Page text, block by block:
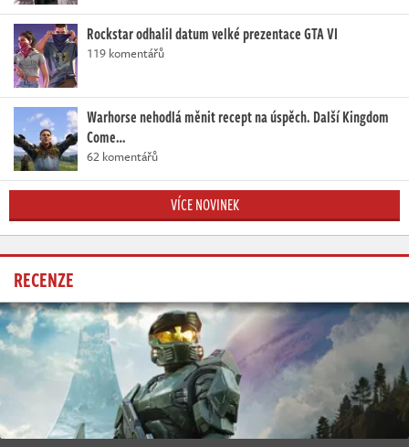
Rockstar odhalil datum velké prezentace GTA VI
119 komentářů
Warhorse nehodlá měnit recept na úspěch. Další Kingdom
Come…
62 komentářů
VÍCE NOVINEK
RECENZE